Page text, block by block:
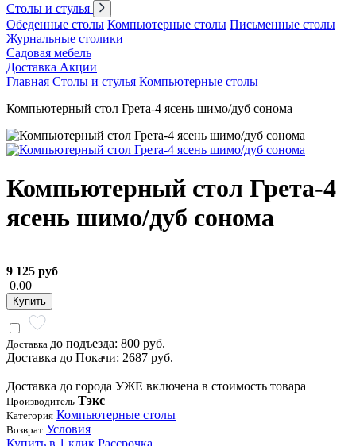
Столы и стулья
Обеденные столы Компьютерные столы Письменные столы
Журнальные столики
Садовая мебель
Доставка Акции
Главная Столы и стулья Компьютерные столы
Компьютерный стол Грета-4 ясень шимо/дуб сонома
Компьютерный стол Грета-4
ясень шимо/дуб сонома
9 125 руб
0.00
Купить
Доставка до подъезда: 800 руб.
Доставка до Покачи: 2687 руб.
Доставка до города УЖЕ включена в стоимость товара
Производитель Тэкс
Категория Компьютерные столы
Возврат Условия
Купить в 1 клик Рассрочка